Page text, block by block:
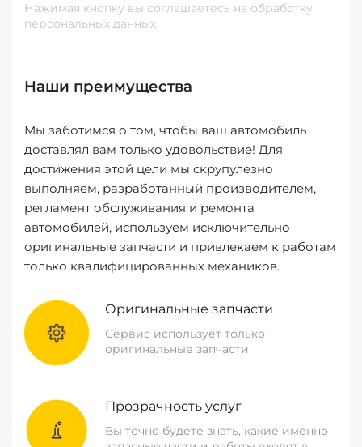
Нажимая кнопку вы соглашаетесь на обработку
персональных данных
Наши преимущества
Мы заботимся о том, чтобы ваш автомобиль
доставлял вам только удовольствие! Для
достижения этой цели мы скрупулезно
выполняем, разработанный производителем,
регламент обслуживания и ремонта
автомобилей, используем исключительно
оригинальные запчасти и привлекаем к работам
только квалифицированных механиков.
Оригинальные запчасти
Сервис использует только
оригинальные запчасти
Прозрачность услуг
Вы точно будете знать, какие именно